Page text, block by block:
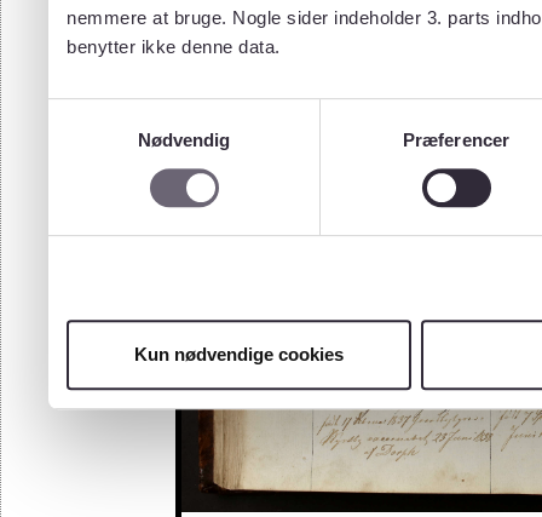
nemmere at bruge. Nogle sider indeholder 3. parts
benytter ikke denne data.
Nødvendig
Præferencer
Kun nødvendige cookies